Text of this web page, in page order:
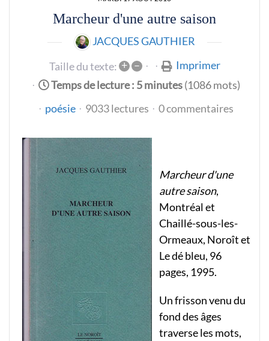
Marcheur d'une autre saison
JACQUES GAUTHIER
Taille du texte: + –
Imprimer
Temps de lecture : 5 minutes(1086 mots)
poésie
9033 lectures 0 commentaires
Marcheur d'une
autre saison,
Montréal et
Chaillé-sous-les-
Ormeaux, Noroît et
Le dé bleu, 96
pages, 1995.
Un frisson venu du
fond des âges
traverse les mots,